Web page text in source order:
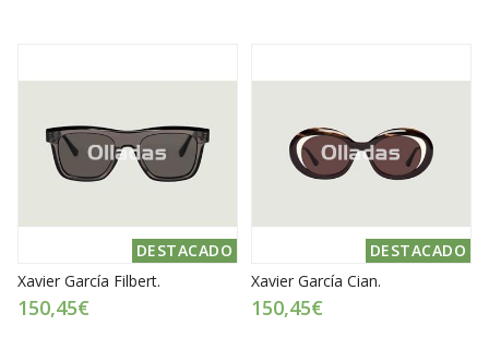
DESTACADO
Xavier García Filbert.
150,45€
DESTACADO
Xavier García Cian.
150,45€